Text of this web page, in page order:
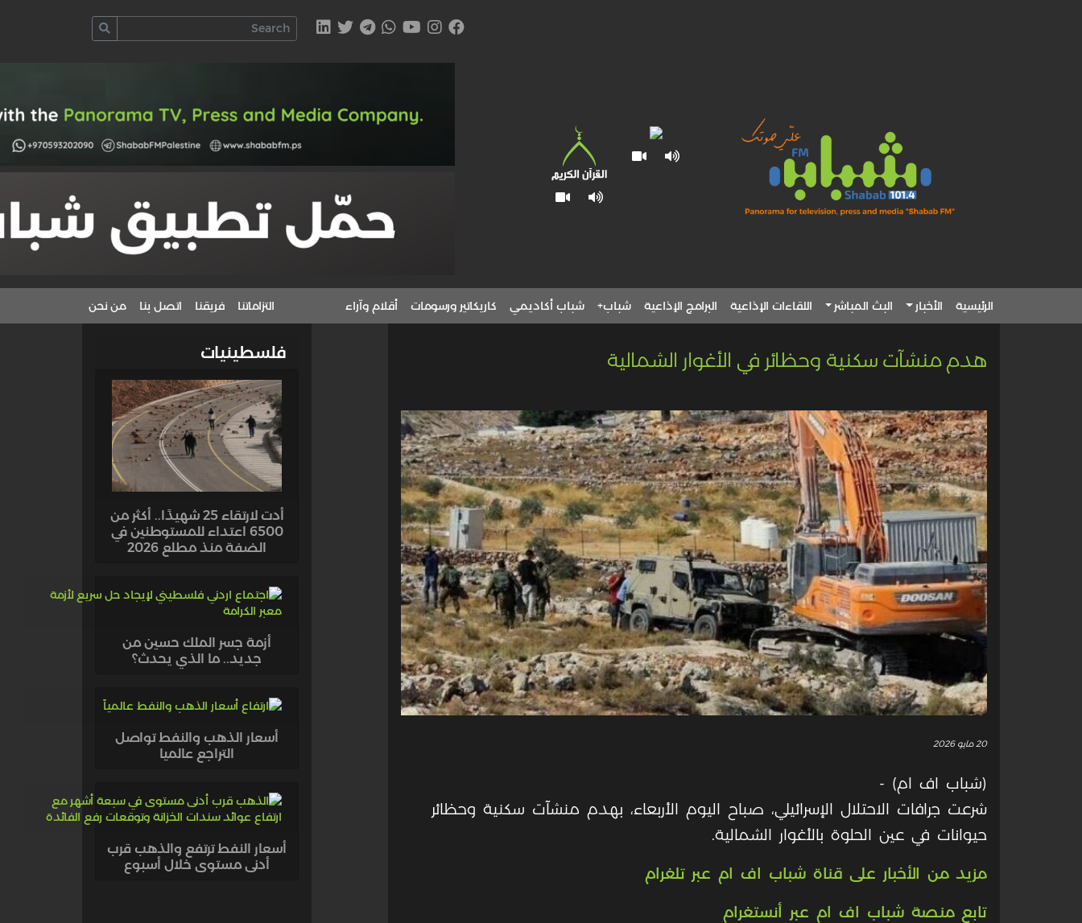
الرئيسية الأخبار البث المباشر اللقاءات الإذاعية البرامج الإذاعية شباب+ شباب أكاديمي كاريكاتير ورسومات أقلام وآراء التزاماتنا فريقنا اتصل بنا من نحن
هدم منشآت سكنية وحظائر في الأغوار الشمالية
20 مايو 2026
(شباب اف ام) -
شرعت جرافات الاحتلال الإسرائيلي، صباح اليوم الأربعاء، بهدم منشآت سكنية وحظائر
حيوانات في عين الحلوة بالأغوار الشمالية.
مزيد من الأخبار على قناة شباب اف ام عبر تلغرام
تابع منصة شباب اف ام عبر أنستغرام
فلسطينيات
أدت لارتقاء 25 شهيدًا.. أكثر من
6500 اعتداء للمستوطنين في
الضفة منذ مطلع 2026
أزمة جسر الملك حسين من
جديد.. ما الذي يحدث؟
أسعار الذهب والنفط تواصل
التراجع عالميا
أسعار النفط ترتفع والذهب قرب
أدنى مستوى خلال أسبوع